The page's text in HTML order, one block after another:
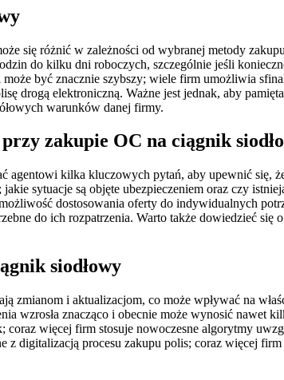
się różnić w zależności od wybranej metody
do kilku dni roboczych, szczególnie jeśli
być znacznie szybszy; wiele firm umożliwia
drogą elektroniczną. Ważne jest jednak, aby
warunków danej firmy.
zakupie OC na ciągnik
kilka kluczowych pytań, aby upewnić się,
sytuacje są objęte ubezpieczeniem oraz czy
dostosowania oferty do indywidualnych
do ich rozpatrzenia. Warto także dowiedzieć się
siodłowy
zmianom i aktualizacjom, co może wpływać na
wzrosła znacząco i obecnie może wynosić nawet
coraz więcej firm stosuje nowoczesne algorytmy
digitalizacją procesu zakupu polis; coraz więcej